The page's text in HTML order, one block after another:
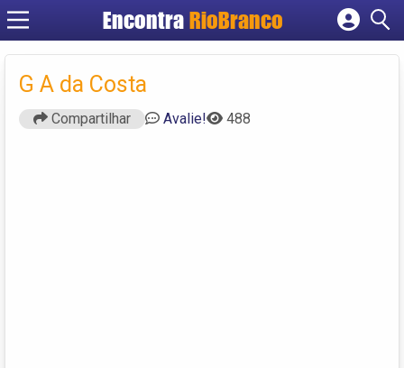
Encontra RioBranco
Cadastrar empresa
G A da Costa
Compartilhar Avalie! 488